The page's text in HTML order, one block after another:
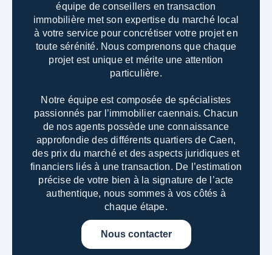
équipe de conseillers en transaction
immobilière met son expertise du marché local
à votre service pour concrétiser votre projet en
toute sérénité. Nous comprenons que chaque
projet est unique et mérite une attention
particulière.
Notre équipe est composée de spécialistes
passionnés par l’immobilier caennais. Chacun
de nos agents possède une connaissance
approfondie des différents quartiers de Caen,
des prix du marché et des aspects juridiques et
financiers liés à une transaction. De l’estimation
précise de votre bien à la signature de l’acte
authentique, nous sommes à vos côtés à
chaque étape.
Nous contacter